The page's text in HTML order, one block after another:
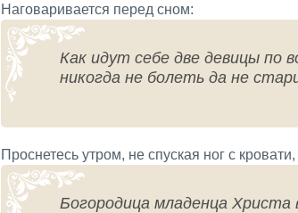
Наговаривается перед сном:
Как идут себе две девицы по
никогда не болеть да не
Проснетесь утром, не спуская ног с
Богородица младенца Христа